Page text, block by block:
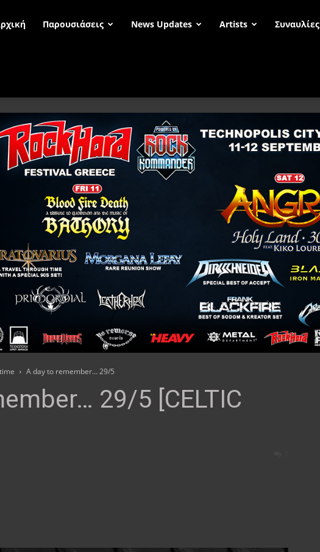
Παρουσιάσεις News Updates Artists Συναυλίες
A day to remember… 29/5
29/5 [CELTIC